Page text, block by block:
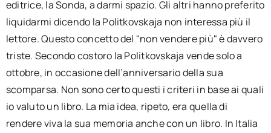
editrice, la Sonda, a darmi spazio. Gli altri hanno preferito
liquidarmi dicendo la Politkovskaja non interessa più il
lettore. Questo concetto del "non vendere più" è davvero
triste. Secondo costoro la Politkovskaja vende solo a
ottobre, in occasione dell’anniversario della sua
scomparsa. Non sono certo questi i criteri in base ai quali
io valuto un libro. La mia idea, ripeto, era quella di
rendere viva la sua memoria anche con un libro. In Italia